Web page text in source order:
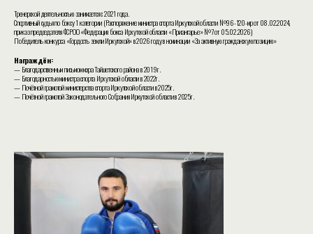
Тренерской деятельностью занимается с 2021 года.
Спортивный судья по боксу 1 категории (Распоряжение министра спорта Иркутской области №96-120-мр от 08.02.2024,
приказ председателя ФСРОО «Федерация бокса Иркутской области «Приангарье» №7 от 05.02.2026)
Победитель конкурса «Гордость земли Иркутской» в 2026 году в номинации «За активную гражданскую позицию»
Награждён:
— Благодарственным письмом мэра Тайшетского района в 2019г.
— Благодарностью министра спорта Иркутской области в 2022г.
— Почётной грамотой министерства спорта Иркутской области в 2025г.
— Почётной грамотой Законодательного Собрания Иркутской области в 2025г.